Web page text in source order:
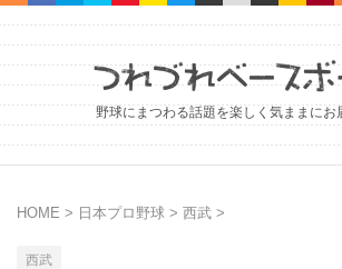
野球にまつわる話題を楽しく気ままにお
HOME > 日本プロ野球 > 西武 >
西武